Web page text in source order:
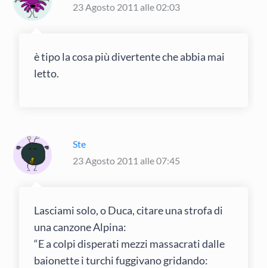
23 Agosto 2011 alle 02:03
è tipo la cosa più divertente che abbia mai
letto.
Ste
23 Agosto 2011 alle 07:45
Lasciami solo, o Duca, citare una strofa di
una canzone Alpina:
“E a colpi disperati mezzi massacrati dalle
baionette i turchi fuggivano gridando: